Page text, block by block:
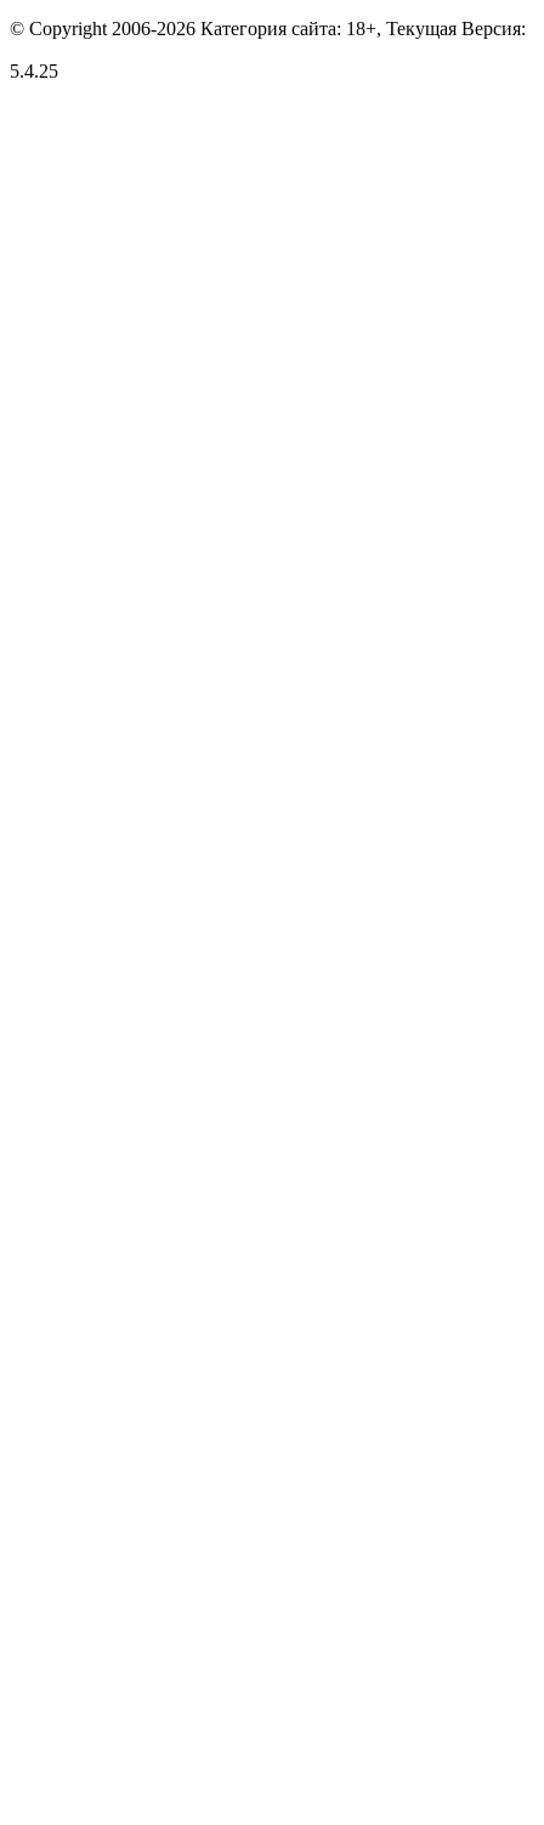
© Copyright 2006-2026 Категория сайта: 18+, Текущая Версия:
5.4.25